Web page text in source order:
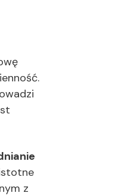
z